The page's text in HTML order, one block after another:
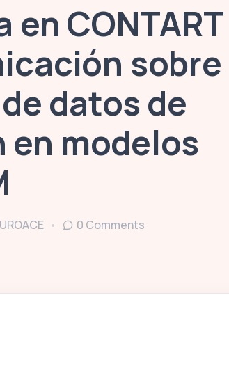
CONTART
sobre
datos de
modelos
0 Comments